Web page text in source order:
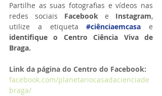
Partilhe as suas fotografias e vídeos nas
redes sociais Facebook e Instagram,
utilize a etiqueta #ciênciaemcasa
identifique o Centro Ciência Viva de
Braga.
Link da página do Centro do Facebook:
facebook.com/planetariocasadacienciade
braga/